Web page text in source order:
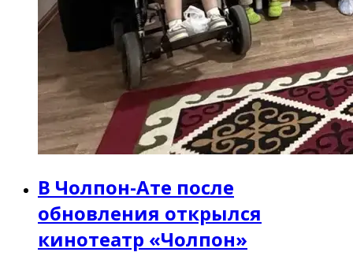
В Чолпон-Ате после
обновления открылся
кинотеатр «Чолпон»